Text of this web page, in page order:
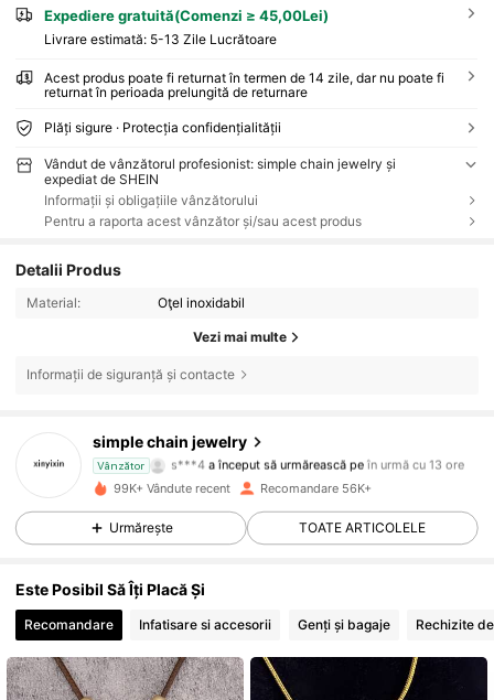
Expediere gratuită(Comenzi ≥ 45,00Lei)
Livrare estimată: 5-13 Zile Lucrătoare
Acest produs poate fi returnat în termen de 14 zile, dar nu poate fi
returnat în perioada prelungită de returnare
Plăți sigure · Protecția confidențialității
Vândut de vânzătorul profesionist: simple chain jewelry și
expediat de SHEIN
Informații și obligațiile vânzătorului
Pentru a raporta acest vânzător și/sau acest produs
Detalii Produs
Material: Oţel inoxidabil
Vezi mai multe
Informații de siguranță și contacte
simple chain jewelry
Vânzător
s***4a început să urmărească pe
A***ynavighează
4,88
16K Urmăritori
4,88 16K Urmăritori
4,88 16K Urmăritori
99K+ Vândute recent Recomandare 56K+
Urmărește TOATE ARTICOLELE
Este Posibil Să Îți Placă Și
Recomandare Infatisare si accesorii Genți și bagaje Rechizite